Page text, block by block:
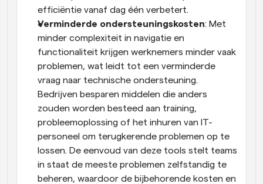
efficiëntie vanaf dag één verbetert.
Verminderde ondersteuningskosten: Met
minder complexiteit in navigatie en
functionaliteit krijgen werknemers minder vaak
problemen, wat leidt tot een verminderde
vraag naar technische ondersteuning.
Bedrijven besparen middelen die anders
zouden worden besteed aan training,
probleemoplossing of het inhuren van IT-
personeel om terugkerende problemen op te
lossen. De eenvoud van deze tools stelt teams
in staat de meeste problemen zelfstandig te
beheren, waardoor de bijbehorende kosten en